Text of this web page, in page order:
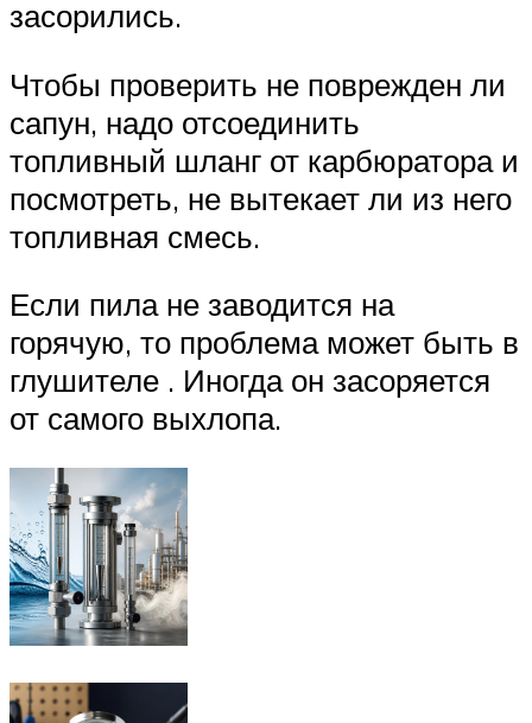
засорились.
Чтобы проверить не поврежден ли
сапун, надо отсоединить
топливный шланг от карбюратора и
посмотреть, не вытекает ли из него
топливная смесь.
Если пила не заводится на
горячую, то проблема может быть в
глушителе . Иногда он засоряется
от самого выхлопа.